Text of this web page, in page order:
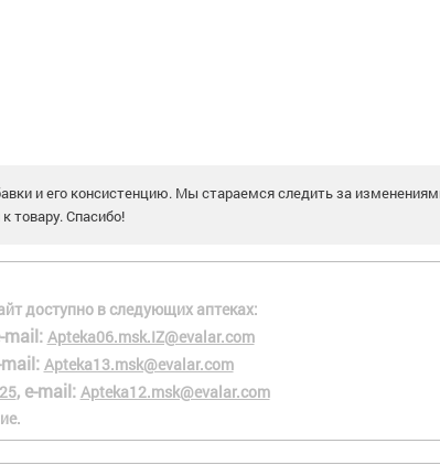
и его консистенцию. Мы стараемся следить за
товару. Спасибо!
доступно в следующих аптеках:
mail: Apteka06.msk.IZ@evalar.com
Apteka13.msk@evalar.com
, e-mail: Apteka12.msk@evalar.com